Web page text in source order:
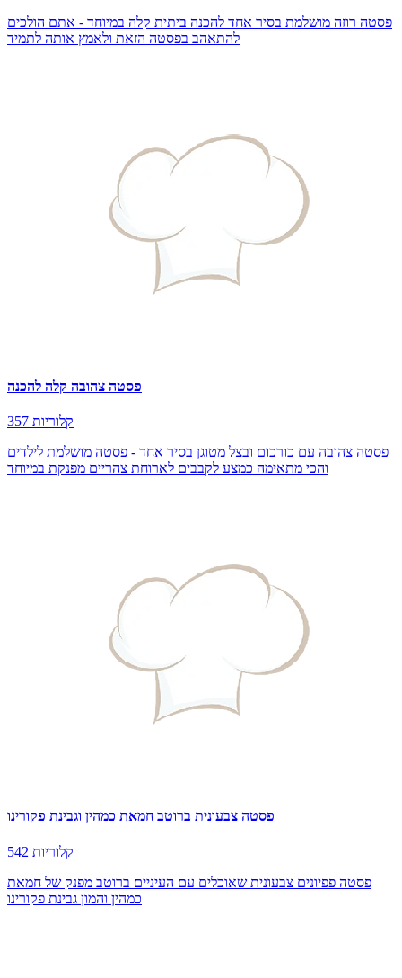
פסטה רוזה מושלמת בסיר אחד להכנה ביתית קלה במיוחד - אתם הולכים
להתאהב בפסטה הזאת ולאמץ אותה לתמיד
פסטה צהובה קלה להכנה
357 קלוריות
פסטה צהובה עם כורכום ובצל מטוגן בסיר אחד - פסטה מושלמת לילדים
והכי מתאימה כמצע לקבבים לארוחת צהריים מפנקת במיוחד
פסטה צבעונית ברוטב חמאת כמהין וגבינת פקורינו
542 קלוריות
פסטה פפיונים צבעונית שאוכלים עם העיניים ברוטב מפנק של חמאת
כמהין והמון גבינת פקורינו